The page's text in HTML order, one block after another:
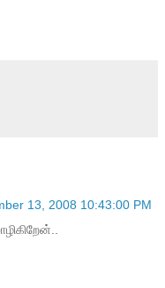
13, 2008 10:43:00 PM